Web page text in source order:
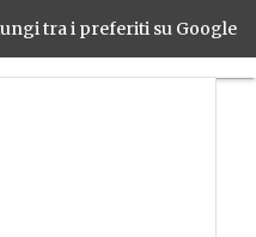
tra i preferiti su Google
Neural Network e